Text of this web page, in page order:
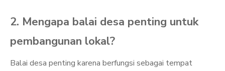
2. Mengapa balai desa penting untuk
pembangunan lokal?
Balai desa penting karena berfungsi sebagai tempat